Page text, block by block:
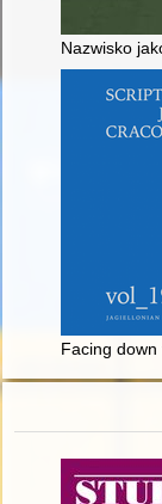
Nazwisko
Facing